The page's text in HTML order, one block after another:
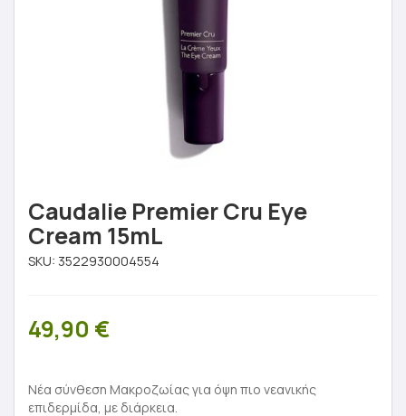
Caudalie Premier Cru Eye
Cream 15mL
SKU: 3522930004554
49,90 €
Νέα σύνθεση Μακροζωίας για όψη πιο νεανικής
επιδερμίδα, με διάρκεια.